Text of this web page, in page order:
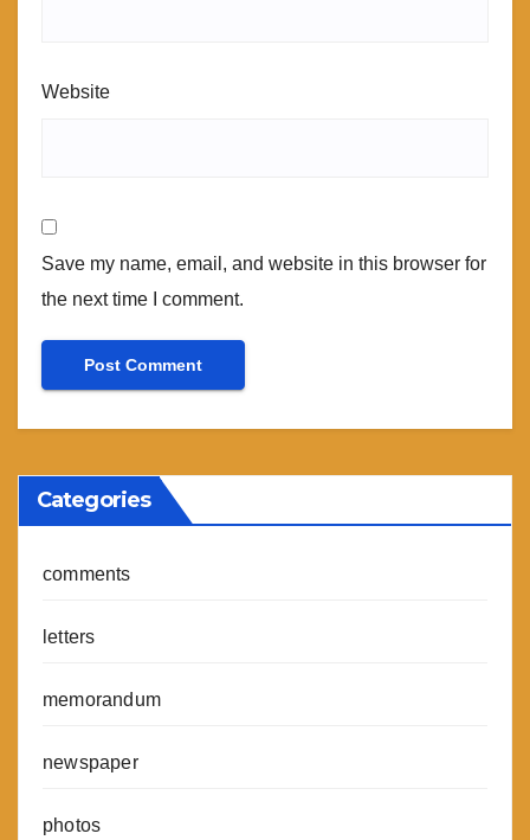
Website
Save my name, email, and website in this browser for
the next time I comment.
Categories
comments
letters
memorandum
newspaper
photos